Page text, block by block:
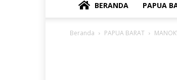
BERANDA PAPUA
Beranda PAPUA BARAT